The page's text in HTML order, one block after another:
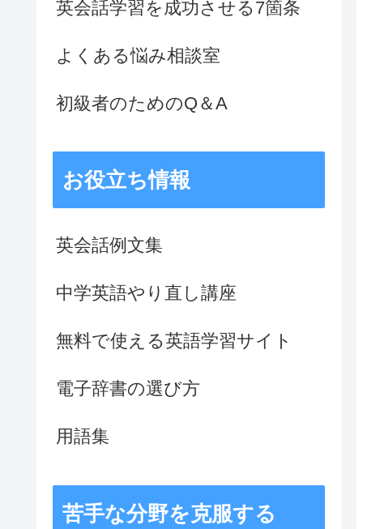
英会話学習を成功させる7箇条
よくある悩み相談室
初級者のためのQ＆A
お役立ち情報
英会話例文集
中学英語やり直し講座
無料で使える英語学習サイト
電子辞書の選び方
用語集
苦手な分野を克服する